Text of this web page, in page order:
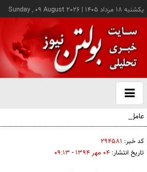
يکشنبه ۱۸ مرداد ۱۴۰۵ |
Sunday , 09 August 2026
باز
و
عامل افزایش قبوض آب و برق برخی مشترکان چه بود؟
کد خبر: ۲۹۴۵۸۱
تاریخ انتشار: ۰۴ مهر ۱۳۹۴ - ۰۹:۱۳